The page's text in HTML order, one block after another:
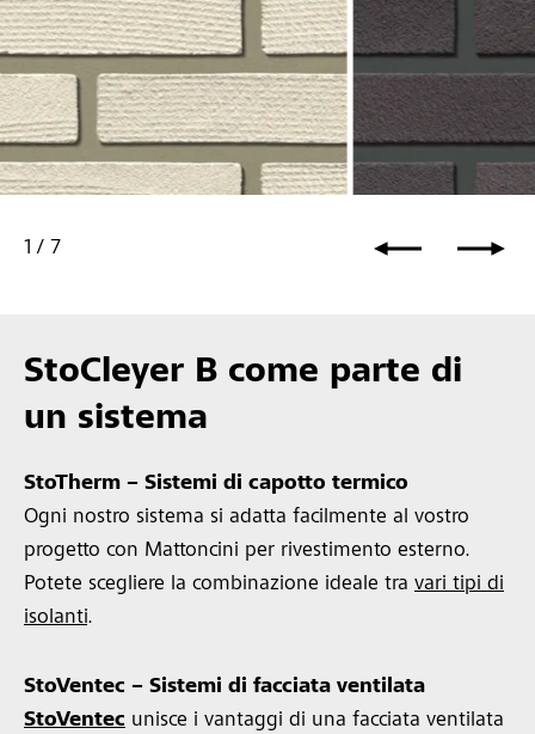
1 / 7
StoCleyer B come parte di
un sistema
StoTherm – Sistemi di capotto termico
Ogni nostro sistema si adatta facilmente al vostro
progetto con Mattoncini per rivestimento esterno.
Potete scegliere la combinazione ideale tra vari tipi di
isolanti.
StoVentec – Sistemi di facciata ventilata
StoVentec unisce i vantaggi di una facciata ventilata